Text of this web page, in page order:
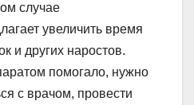
случае
увеличить время
и других наростов.
помогало, нужно
с врачом, провести